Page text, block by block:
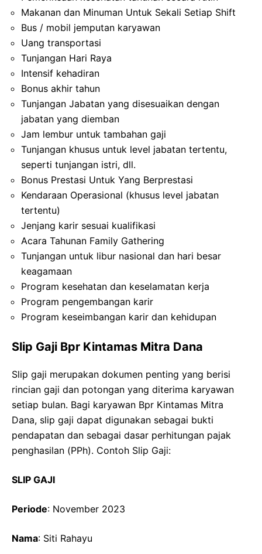
Makanan dan Minuman Untuk Sekali Setiap Shift
Bus / mobil jemputan karyawan
Uang transportasi
Tunjangan Hari Raya
Intensif kehadiran
Bonus akhir tahun
Tunjangan Jabatan yang disesuaikan dengan
jabatan yang diemban
Jam lembur untuk tambahan gaji
Tunjangan khusus untuk level jabatan tertentu,
seperti tunjangan istri, dll.
Bonus Prestasi Untuk Yang Berprestasi
Kendaraan Operasional (khusus level jabatan
tertentu)
Jenjang karir sesuai kualifikasi
Acara Tahunan Family Gathering
Tunjangan untuk libur nasional dan hari besar
keagamaan
Program kesehatan dan keselamatan kerja
Program pengembangan karir
Program keseimbangan karir dan kehidupan
Slip Gaji Bpr Kintamas Mitra Dana
Slip gaji merupakan dokumen penting yang berisi
rincian gaji dan potongan yang diterima karyawan
setiap bulan. Bagi karyawan Bpr Kintamas Mitra
Dana, slip gaji dapat digunakan sebagai bukti
pendapatan dan sebagai dasar perhitungan pajak
penghasilan (PPh). Contoh Slip Gaji:
SLIP GAJI
Periode: November 2023
Nama: Siti Rahayu